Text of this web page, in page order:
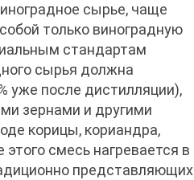
сырье, чаще
только виноградную
стандартам
сырья должна
уже после дистилляции),
зернами и другими
корицы, кориандра,
этого смесь нагревается в
представляющих